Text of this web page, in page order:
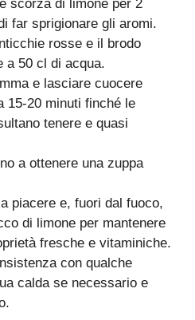
e scorza di limone per 2
far sprigionare gli aromi.
rosse e il brodo
a 50 cl di acqua.
e lasciare cuocere
15-20 minuti finché le
tenere e quasi
a ottenere una zuppa
piacere e, fuori dal fuoco,
di limone per mantenere
fresche e vitaminiche.
con qualche
calda se necessario e